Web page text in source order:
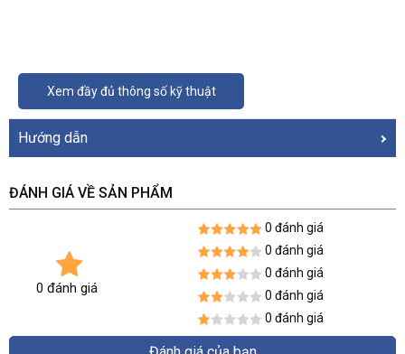
Xem đầy đủ thông số kỹ thuật
Hướng dẫn
ĐÁNH GIÁ VỀ SẢN PHẨM
0 đánh giá
0 đánh giá
0 đánh giá
0 đánh giá
0 đánh giá
0 đánh giá